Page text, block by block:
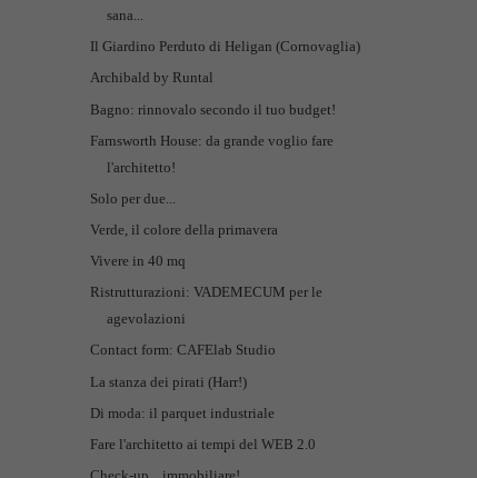
sana...
Il Giardino Perduto di Heligan (Cornovaglia)
Archibald by Runtal
Bagno: rinnovalo secondo il tuo budget!
Farnsworth House: da grande voglio fare
l'architetto!
Solo per due...
Verde, il colore della primavera
Vivere in 40 mq
Ristrutturazioni: VADEMECUM per le
agevolazioni
Contact form: CAFElab Studio
La stanza dei pirati (Harr!)
Di moda: il parquet industriale
Fare l'architetto ai tempi del WEB 2.0